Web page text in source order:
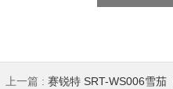
上一篇 : 赛锐特 SRT-WS006雪茄（香烟）